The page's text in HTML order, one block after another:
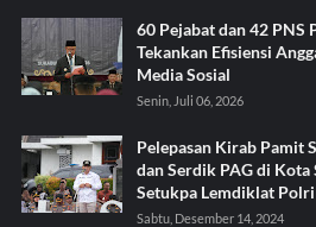
60 Pejabat dan 42
Tekankan Efisiensi
Media Sosial
Senin, Juli 06, 2026
Pelepasan Kirab Pamit
dan Serdik PAG di
Setukpa Lemdiklat
Sabtu, Desember 14, 2024